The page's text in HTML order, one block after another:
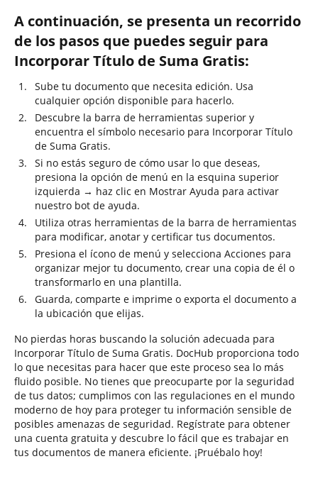
A continuación, se presenta un recorrido
de los pasos que puedes seguir para
Incorporar Título de Suma Gratis:
Sube tu documento que necesita edición. Usa
cualquier opción disponible para hacerlo.
Descubre la barra de herramientas superior y
encuentra el símbolo necesario para Incorporar Título
de Suma Gratis.
Si no estás seguro de cómo usar lo que deseas,
presiona la opción de menú en la esquina superior
izquierda → haz clic en Mostrar Ayuda para activar
nuestro bot de ayuda.
Utiliza otras herramientas de la barra de herramientas
para modificar, anotar y certificar tus documentos.
Presiona el ícono de menú y selecciona Acciones para
organizar mejor tu documento, crear una copia de él o
transformarlo en una plantilla.
Guarda, comparte e imprime o exporta el documento a
la ubicación que elijas.
No pierdas horas buscando la solución adecuada para
Incorporar Título de Suma Gratis. DocHub proporciona todo
lo que necesitas para hacer que este proceso sea lo más
fluido posible. No tienes que preocuparte por la seguridad
de tus datos; cumplimos con las regulaciones en el mundo
moderno de hoy para proteger tu información sensible de
posibles amenazas de seguridad. Regístrate para obtener
una cuenta gratuita y descubre lo fácil que es trabajar en
tus documentos de manera eficiente. ¡Pruébalo hoy!